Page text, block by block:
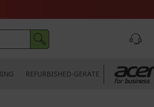
REFURBISHED-GERÄTE